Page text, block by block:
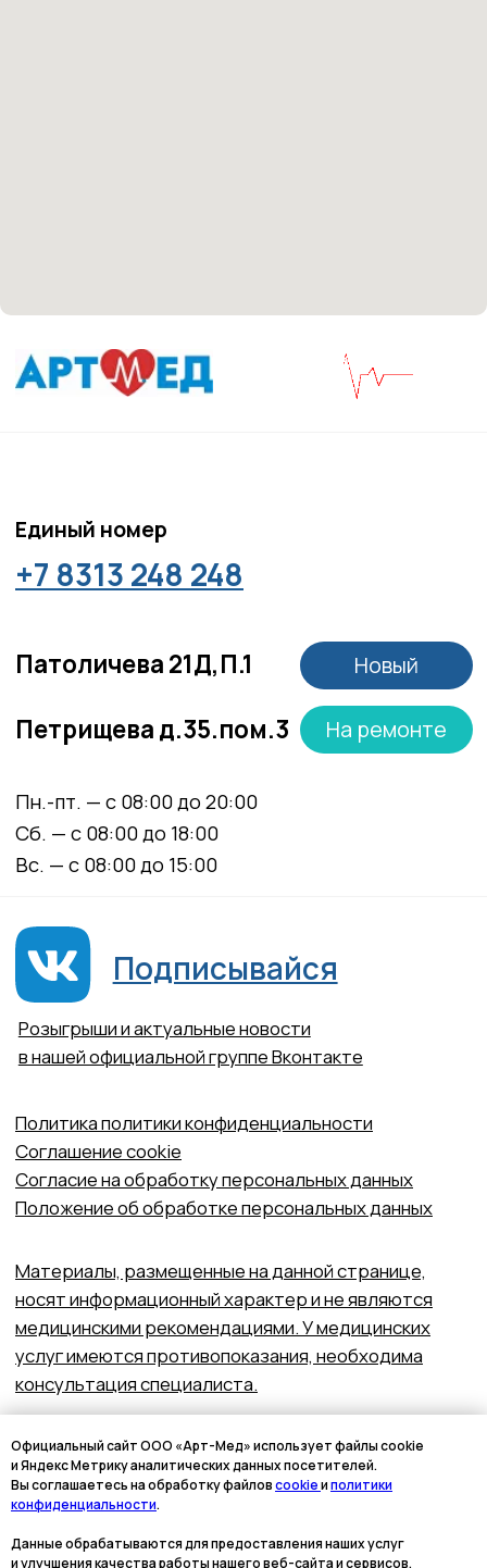
Официальный сайт ООО «Арт-Мед» использует файлы cookie
и Яндекс Метрику аналитических данных посетителей.
Вы соглашаетесь на обработку файловcookieиполитики
конфиденциальности.
Данные обрабатываются для предоставления наших услуг
и улучшения качества работы нашего веб-сайта и сервисов.